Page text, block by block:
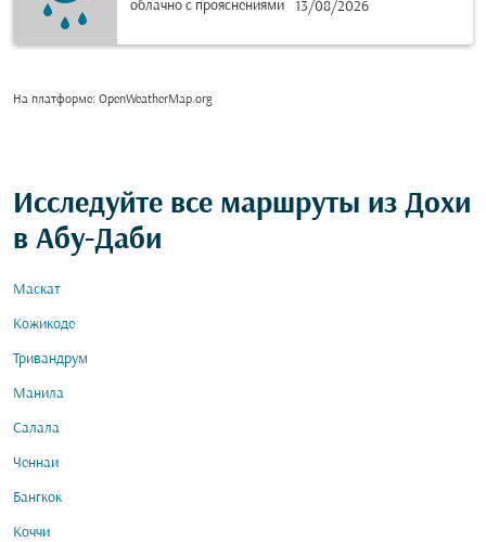
облачно с прояснениями
13/08/2026
На платформе: OpenWeatherMap.org
Исследуйте все маршруты из Дохи
в Абу-Даби
Маскат
Кожикоде
Тривандрум
Манила
Салала
Ченнаи
Бангкок
Коччи